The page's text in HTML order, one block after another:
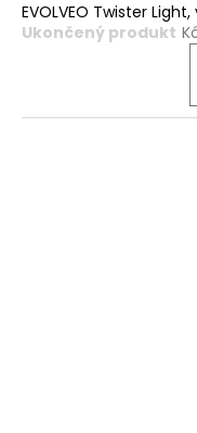
EVOLVEO Twister
Ukončený produkt